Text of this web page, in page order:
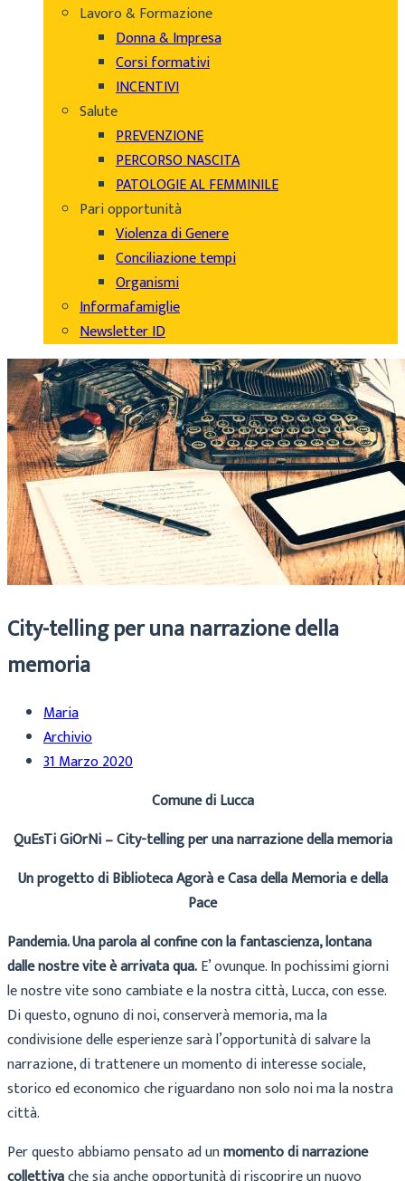
Lavoro & Formazione
Donna & Impresa
Corsi formativi
INCENTIVI
Salute
PREVENZIONE
PERCORSO NASCITA
PATOLOGIE AL FEMMINILE
Pari opportunità
Violenza di Genere
Conciliazione tempi
Organismi
Informafamiglie
Newsletter ID
City-telling per una narrazione della
memoria
Maria
Archivio
31 Marzo 2020
Comune di Lucca
QuEsTi GiOrNi – City-telling per una narrazione della memoria
Un progetto di Biblioteca Agorà e Casa della Memoria e della
Pace
Pandemia. Una parola al confine con la fantascienza, lontana
dalle nostre vite è arrivata qua.E’ ovunque. In pochissimi giorni
le nostre vite sono cambiate e la nostra città, Lucca, con esse.
Di questo, ognuno di noi, conserverà memoria, ma la
condivisione delle esperienze sarà l’opportunità di salvare la
narrazione, di trattenere un momento di interesse sociale,
storico ed economico che riguardano non solo noi ma la nostra
città.
Per questo abbiamo pensato ad unmomento di narrazione